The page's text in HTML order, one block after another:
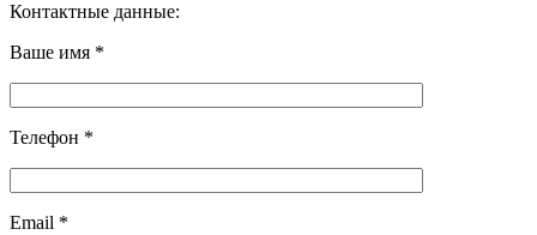
Контактные данные:
Ваше имя *
Телефон *
Email *